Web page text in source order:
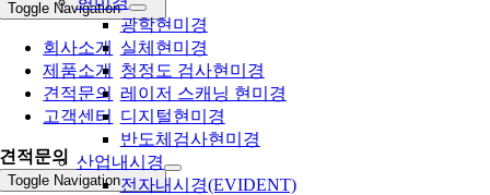
광학현미경
실체현미경
청정도 검사현미경
레이저 스캐닝 현미경
디지털현미경
반도체검사현미경
산업내시경
전자내시경(EVIDENT)
Toggle Navigation
회사소개
제품소개
견적문의
고객센터
견적문의
Toggle Navigation